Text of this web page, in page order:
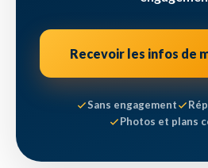
Recevoir les infos de
Sans engagement
Photos et plans